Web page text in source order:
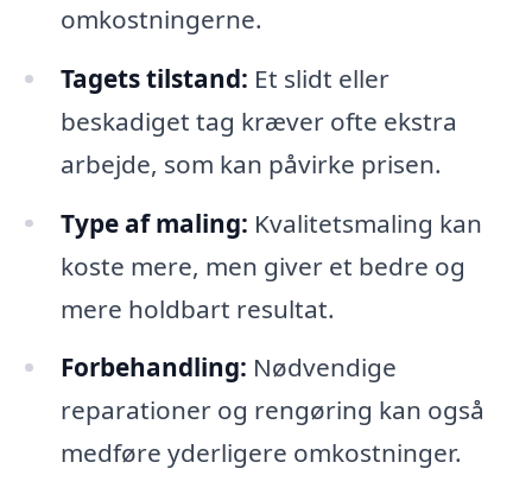
omkostningerne.
Tagets tilstand: Et slidt eller
beskadiget tag kræver ofte ekstra
arbejde, som kan påvirke prisen.
Type af maling: Kvalitetsmaling kan
koste mere, men giver et bedre og
mere holdbart resultat.
Forbehandling: Nødvendige
reparationer og rengøring kan også
medføre yderligere omkostninger.